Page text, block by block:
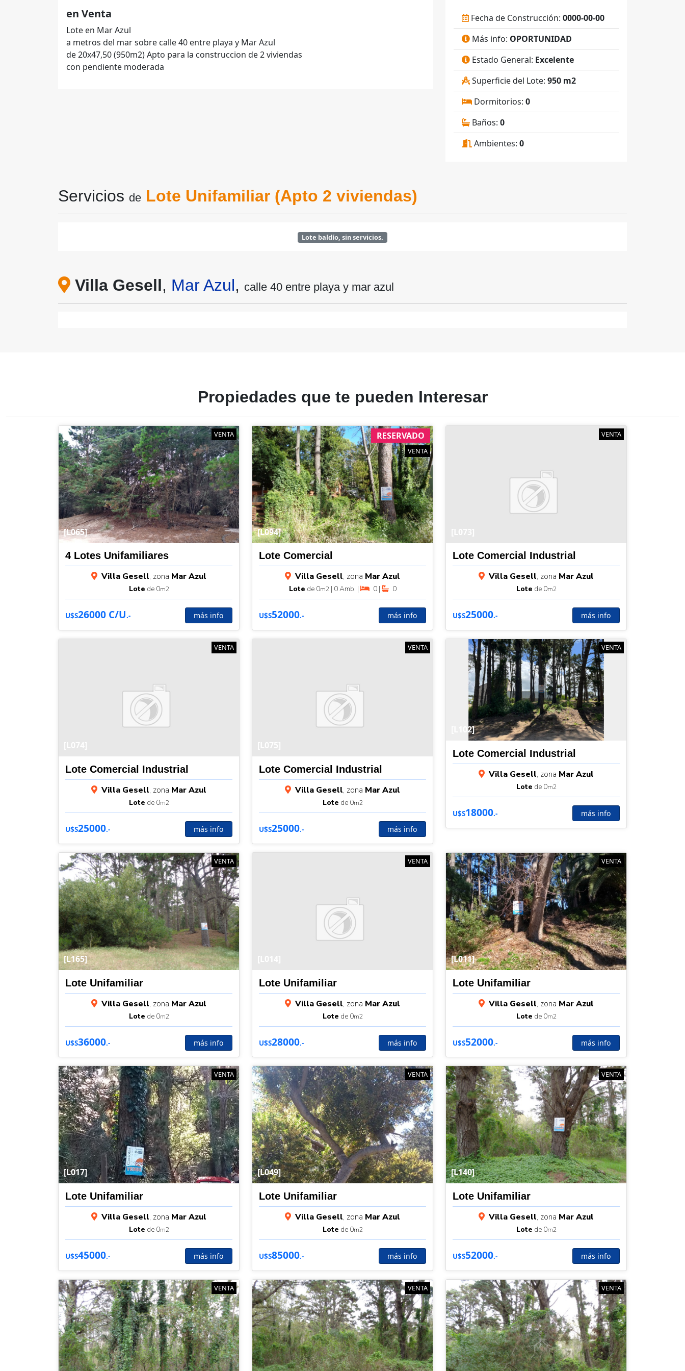
en Venta
Lote en Mar Azul
a metros del mar sobre calle 40 entre playa y Mar Azul
de 20x47,50 (950m2) Apto para la construccion de 2 viviendas
con pendiente moderada
Fecha de Construcción: 0000-00-00
Más info: OPORTUNIDAD
Estado General: Excelente
Superficie del Lote: 950 m2
Dormitorios: 0
Baños: 0
Ambientes: 0
Servicios de Lote Unifamiliar (Apto 2 viviendas)
Lote baldío, sin servicios.
Villa Gesell, Mar Azul, calle 40 entre playa y mar azul
Propiedades que te pueden Interesar
[L065]
VENTA
4 Lotes Unifamiliares
Villa Gesell, zona Mar Azul
Lote de 0m2
U$S26000 C/U.- más info
[L094]
RESERVADO
VENTA
Lote Comercial
Villa Gesell, zona Mar Azul
Lote de 0m2 | 0 Amb. | 0 | 0
U$S52000.- más info
VENTA
Lote Comercial Industrial
Villa Gesell, zona Mar Azul
Lote de 0m2
U$S25000.- más info
VENTA
Lote Comercial Industrial
Villa Gesell, zona Mar Azul
Lote de 0m2
U$S25000.- más info
VENTA
Lote Comercial Industrial
Villa Gesell, zona Mar Azul
Lote de 0m2
U$S25000.- más info
[L102]
VENTA
Lote Comercial Industrial
Villa Gesell, zona Mar Azul
Lote de 0m2
U$S18000.- más info
[L165]
VENTA
Lote Unifamiliar
Villa Gesell, zona Mar Azul
Lote de 0m2
U$S36000.- más info
VENTA
Lote Unifamiliar
Villa Gesell, zona Mar Azul
Lote de 0m2
U$S28000.- más info
[L011]
VENTA
Lote Unifamiliar
Villa Gesell, zona Mar Azul
Lote de 0m2
U$S52000.- más info
[L017]
VENTA
Lote Unifamiliar
Villa Gesell, zona Mar Azul
Lote de 0m2
U$S45000.- más info
[L049]
VENTA
Lote Unifamiliar
Villa Gesell, zona Mar Azul
Lote de 0m2
U$S85000.- más info
[L140]
VENTA
Lote Unifamiliar
Villa Gesell, zona Mar Azul
Lote de 0m2
U$S52000.- más info
VENTA VENTA VENTA